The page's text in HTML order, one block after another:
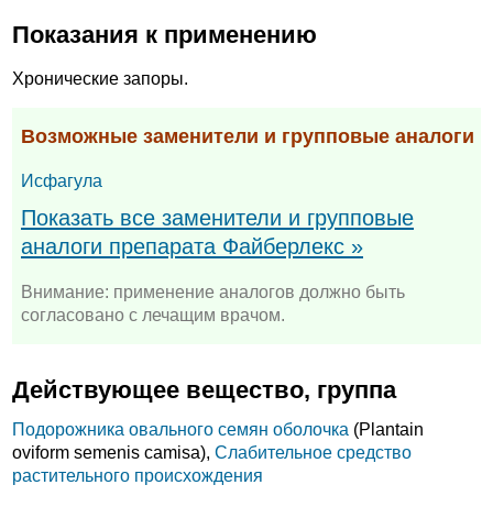
Показания к применению
Хронические запоры.
Возможные заменители и групповые аналоги
Исфагула
Показать все заменители и групповые
аналоги препарата Файберлекс »
Внимание: применение аналогов должно быть
согласовано с лечащим врачом.
Действующее вещество, группа
Подорожника овального семян оболочка (Plantain
oviform semenis camisa), Слабительное средство
растительного происхождения